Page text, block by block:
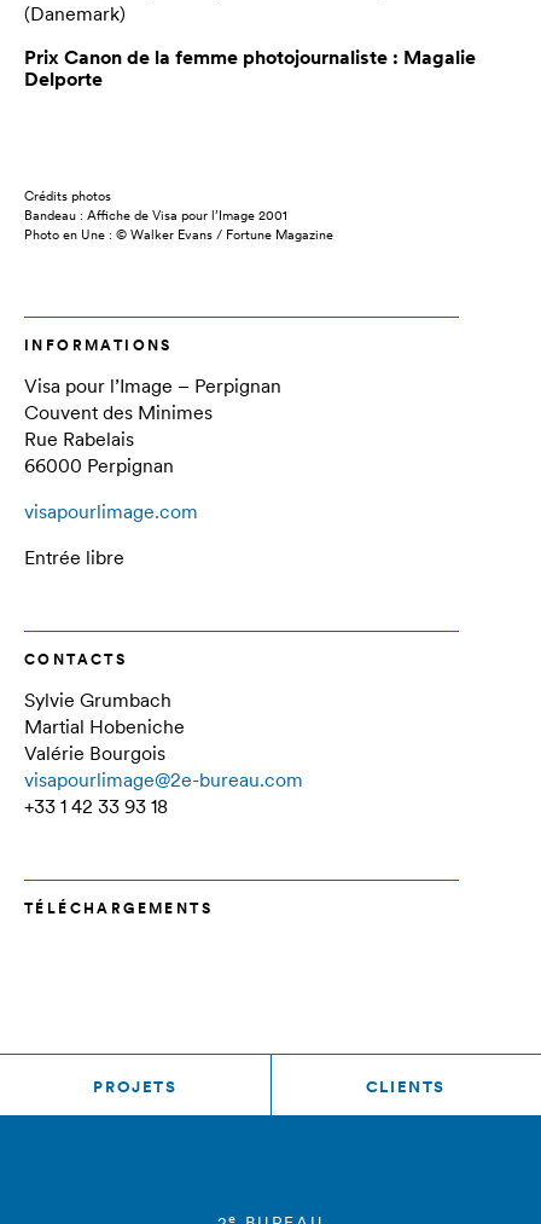
(Danemark)
Prix Canon de la femme photojournaliste : Magalie
Delporte
Crédits photos
Bandeau : Affiche de Visa pour l’Image 2001
Photo en Une : © Walker Evans / Fortune Magazine
INFORMATIONS
Visa pour l’Image – Perpignan
Couvent des Minimes
Rue Rabelais
66000 Perpignan
visapourlimage.com
Entrée libre
CONTACTS
Sylvie Grumbach
Martial Hobeniche
Valérie Bourgois
visapourlimage@2e-bureau.com
+33 1 42 33 93 18
TÉLÉCHARGEMENTS
PROJETS CLIENTS
e